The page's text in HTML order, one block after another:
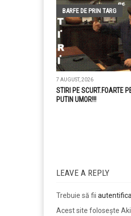
BARFE DE PRIN TARG
7 AUGUST, 2026
STIRI PE SCURT.FOARTE
PUTIN UMOR!!!
LEAVE A REPLY
Trebuie să fii
Acest site folosește